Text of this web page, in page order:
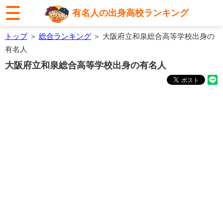
有名人の出身高校ランキング
トップ＞ 総合ランキング ＞ 大阪府立和泉総合高等学校出身の
有名人
大阪府立和泉総合高等学校出身の有名人